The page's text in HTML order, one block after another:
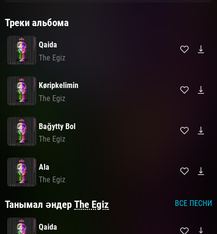
Треки альбома
Qaida
The Egiz
Køripkelimin
The Egiz
Bağytty Bol
The Egiz
Ala
The Egiz
Танымал әндер The Egiz ВСЕ ПЕСНИ
Qaida